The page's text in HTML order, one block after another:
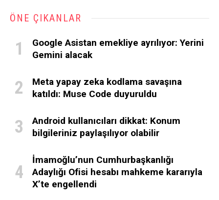
ÖNE ÇIKANLAR
Google Asistan emekliye ayrılıyor: Yerini
Gemini alacak
Meta yapay zeka kodlama savaşına
katıldı: Muse Code duyuruldu
Android kullanıcıları dikkat: Konum
bilgileriniz paylaşılıyor olabilir
İmamoğlu’nun Cumhurbaşkanlığı
Adaylığı Ofisi hesabı mahkeme kararıyla
X’te engellendi